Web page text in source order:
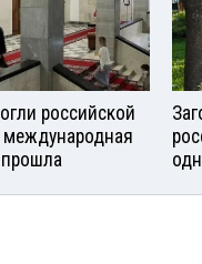
российской
международная